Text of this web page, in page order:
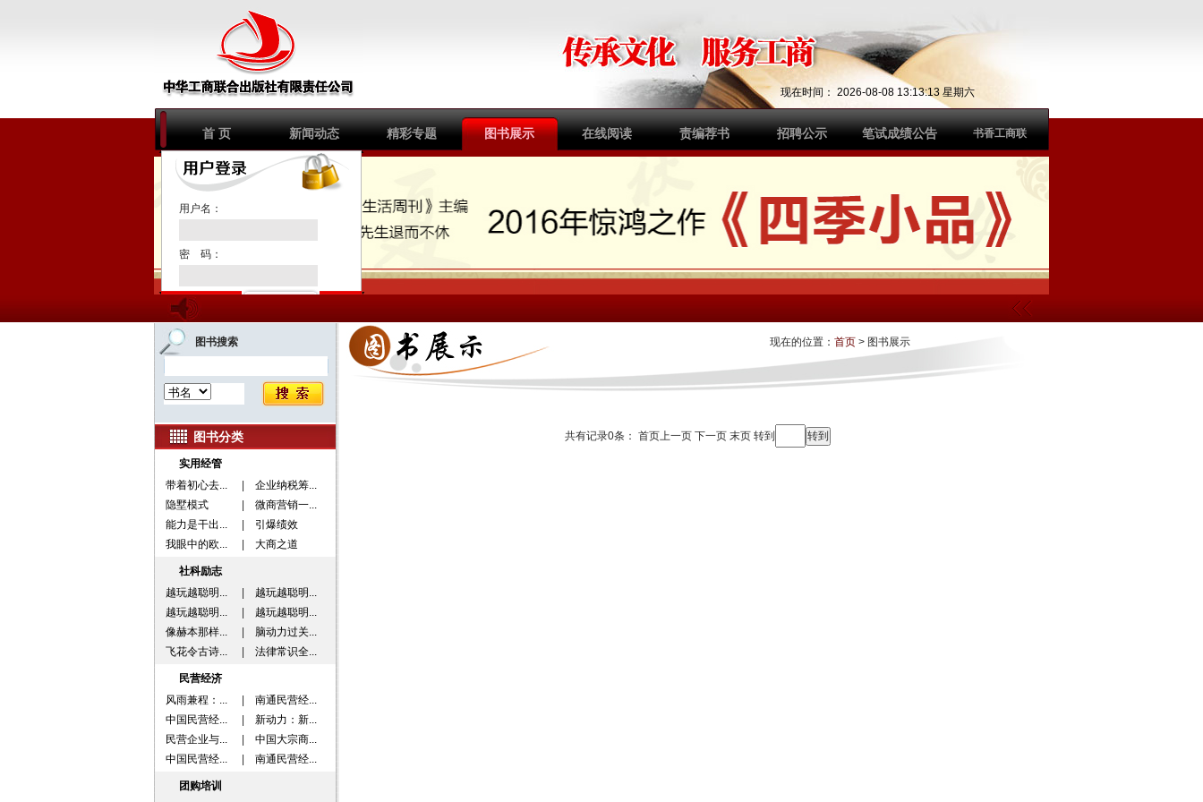
现在时间： 2026-08-08 13:13:13 星期六
首 页 新闻动态 精彩专题 图书展示 在线阅读 责编荐书 招聘公示 笔试成绩公告 书香工商联
用户名：
密 码：
注册新用户
图书搜索
图书分类
实用经管
带着初心去...
企业纳税筹...
隐墅模式
微商营销一...
能力是干出...
引爆绩效
我眼中的欧...
大商之道
社科励志
越玩越聪明...
越玩越聪明...
越玩越聪明...
越玩越聪明...
像赫本那样...
脑动力过关...
飞花令古诗...
法律常识全...
民营经济
风雨兼程：...
南通民营经...
中国民营经...
新动力：新...
民营企业与...
中国大宗商...
中国民营经...
南通民营经...
团购培训
现在的位置： 首页> 图书展示
共有记录0条： 首页上一页 下一页 末页 转到